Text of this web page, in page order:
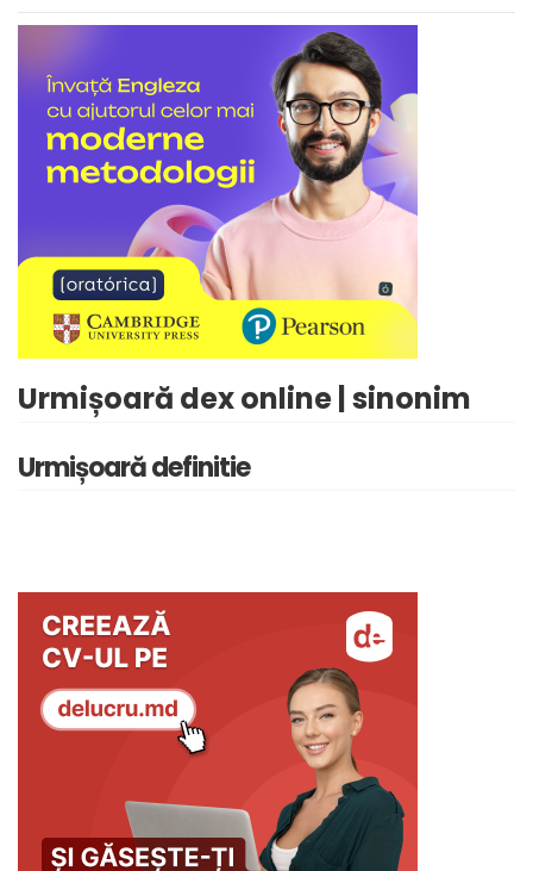
Urmișoară dex online | sinonim
Urmișoară definitie